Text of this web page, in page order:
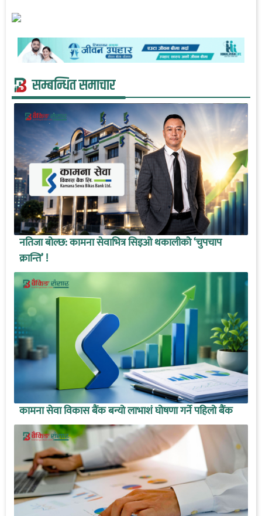
सम्बन्धित समाचार
नतिजा बोल्छ: कामना सेवाभित्र सिइओ थकालीको ‘चुपचाप
क्रान्ति’ !
कामना सेवा विकास बैंक बन्यो लाभाशं घोषणा गर्ने पहिलो बैंक